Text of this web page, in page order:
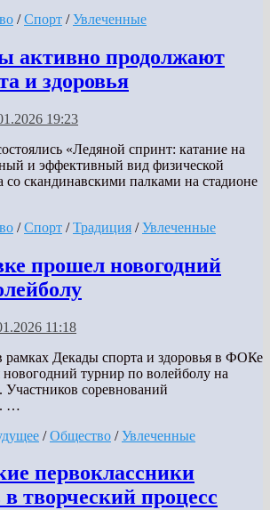
/Спорт /Увлеченные
активно продолжают
и здоровья
19:23
«Ледяной спринт: катание на
и эффективный вид физической
со скандинавскими палками на стадионе
/Спорт /Традиция /Увлеченные
прошел новогодний
11:18
рамках Декады спорта и здоровья в ФОКе
новогодний турнир по волейболу на
соревнований
…
/Общество /Увлеченные
первоклассники
творческий процесс